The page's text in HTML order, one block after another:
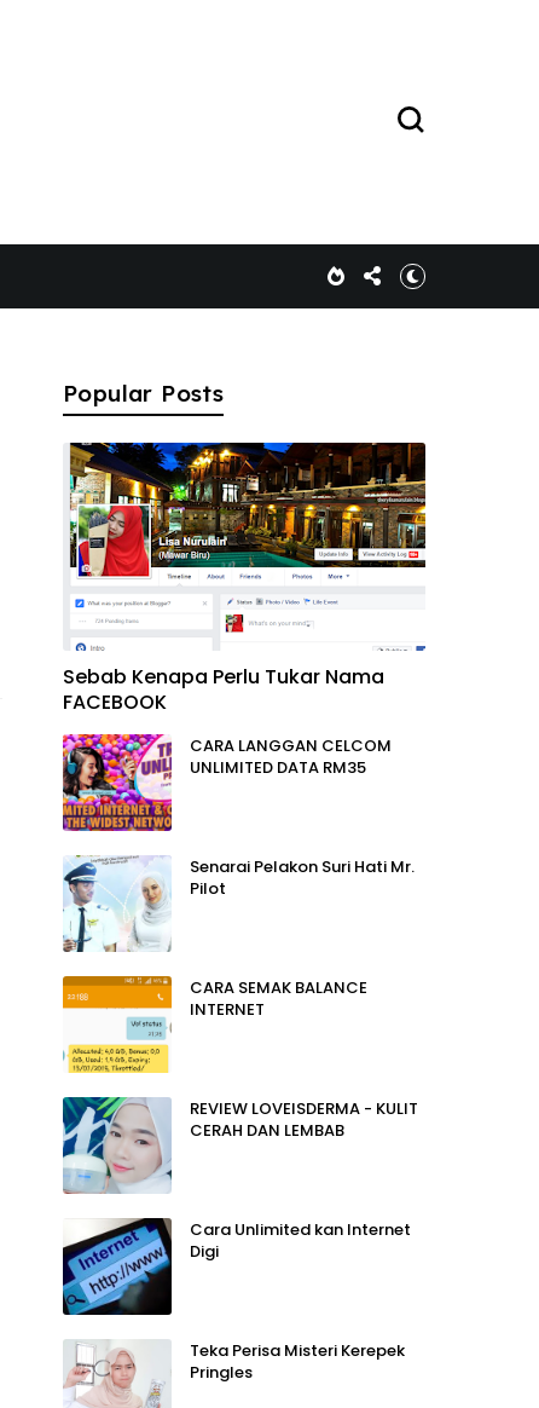
Popular Posts
Sebab Kenapa Perlu Tukar Nama
FACEBOOK
CARA LANGGAN CELCOM
UNLIMITED DATA RM35
Senarai Pelakon Suri Hati Mr.
Pilot
CARA SEMAK BALANCE
INTERNET
REVIEW LOVEISDERMA - KULIT
CERAH DAN LEMBAB
Cara Unlimited kan Internet
Digi
Teka Perisa Misteri Kerepek
Pringles